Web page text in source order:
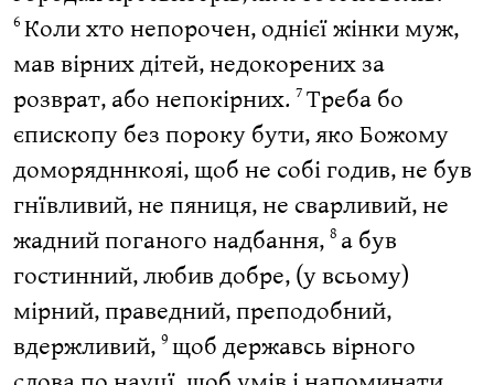
6 Коли хто непорочен, однієї жінки муж,
мав вірних дітей, недокорених за
розврат, або непокірних. 7 Треба бо
єпископу без пороку бути, яко Божому
доморядннкояі, щоб не собі годив, не був
гнївливий, не пяниця, не сварливий, не
жадний поганого надбання, 8 а був
гостинний, любив добре, (у всьому)
мірний, праведний, преподобний,
вдержливий, 9 щоб державсь вірного